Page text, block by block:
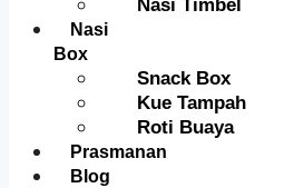
Nasi Timbel
Nasi
Box
Snack Box
Kue Tampah
Roti Buaya
Prasmanan
Blog